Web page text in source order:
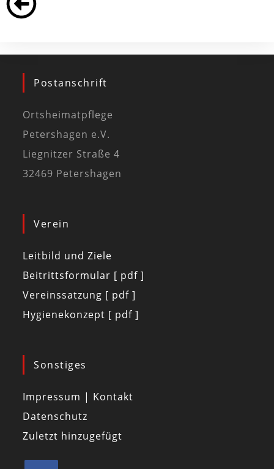
Postanschrift
Ortsheimatpflege
Petershagen e.V.
Liegnitzer Straße 4
32469 Petershagen
Verein
Leitbild und Ziele
Beitrittsformular [ pdf ]
Vereinssatzung [ pdf ]
Hygienekonzept [ pdf ]
Sonstiges
Impressum | Kontakt
Datenschutz
Zuletzt hinzugefügt